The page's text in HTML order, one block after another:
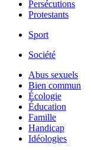
Persécutions
Protestants
Sport
Société
Abus sexuels
Bien commun
Écologie
Éducation
Famille
Handicap
Idéologies